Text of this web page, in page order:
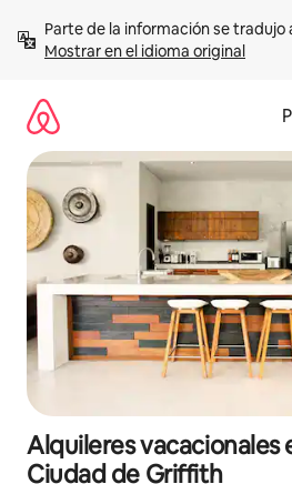
contenidoMostrar en el idioma original
Alquileres vacacionales
Ciudad de Griffith